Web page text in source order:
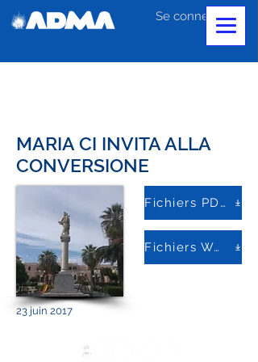
Se connecter
MARIA CI INVITA ALLA
CONVERSIONE
Fichiers PDF
Fichiers Word
23 juin 2017